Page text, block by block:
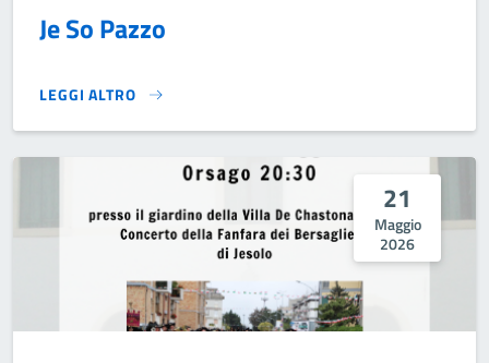
Je So Pazzo
LEGGI ALTRO
JE SO PAZZO}
21
Maggio
2026